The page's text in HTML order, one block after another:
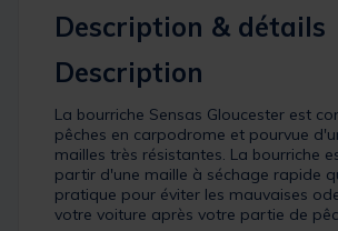
Description & détails
Description
La bourriche Sensas Gloucester est
pêches en carpodrome et pourvue
mailles très résistantes. La bourriche
partir d'une maille à séchage rapide
pratique pour éviter les mauvaises
votre voiture après votre partie de